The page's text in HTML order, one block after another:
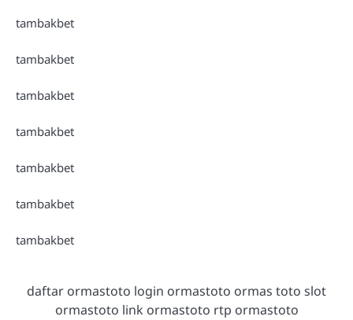
tambakbet
tambakbet
tambakbet
tambakbet
tambakbet
tambakbet
tambakbet
daftar ormastoto login ormastoto ormas toto slot
ormastoto link ormastoto rtp ormastoto